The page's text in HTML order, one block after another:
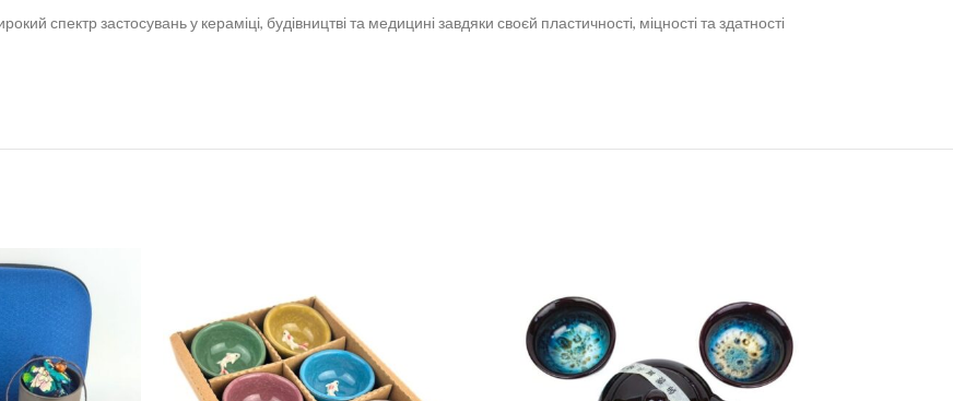
спектр застосувань у кераміці, будівництві та медицині завдяки своєй пластичності, міцності та здатності